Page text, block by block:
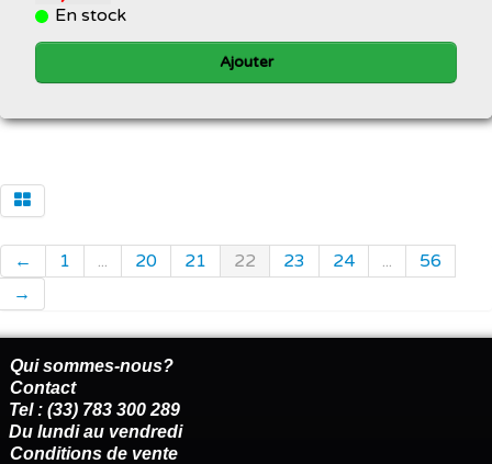
En stock
Ajouter
← 1 ... 20 21 22 23 24 ...
56
→
Qui sommes-nous?
Contact
Tel : (33) 783 300 289
Du lundi au vendredi
Conditions de vente